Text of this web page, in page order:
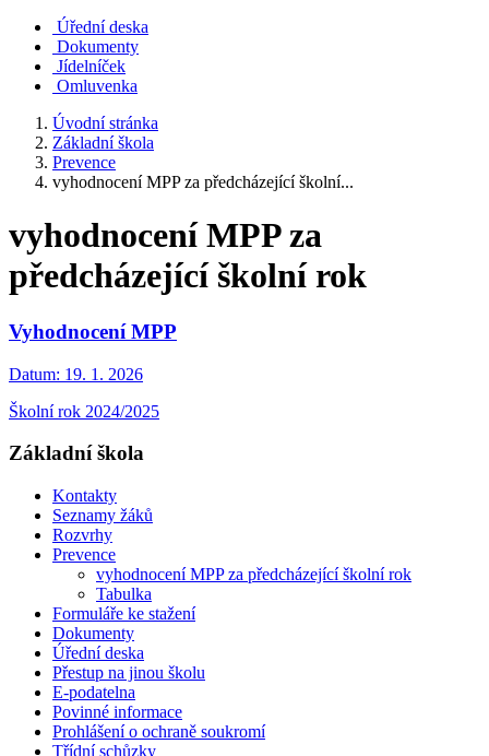
Úřední deska
Dokumenty
Jídelníček
Omluvenka
Úvodní stránka
Základní škola
Prevence
vyhodnocení MPP za předcházející školní...
vyhodnocení MPP za
předcházející školní rok
Vyhodnocení MPP
Datum: 19. 1. 2026
Školní rok 2024/2025
Základní škola
Kontakty
Seznamy žáků
Rozvrhy
Prevence
vyhodnocení MPP za předcházející školní rok
Tabulka
Formuláře ke stažení
Dokumenty
Úřední deska
Přestup na jinou školu
E-podatelna
Povinné informace
Prohlášení o ochraně soukromí
Třídní schůzky